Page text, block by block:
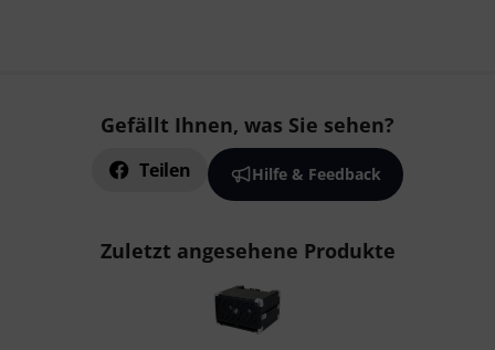
Gefällt Ihnen, was Sie sehen?
Teilen Hilfe & Feedback
Zuletzt angesehene Produkte